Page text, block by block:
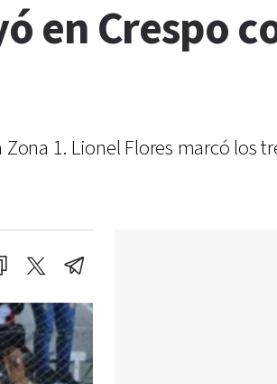
en Crespo
1. Lionel Flores marcó los